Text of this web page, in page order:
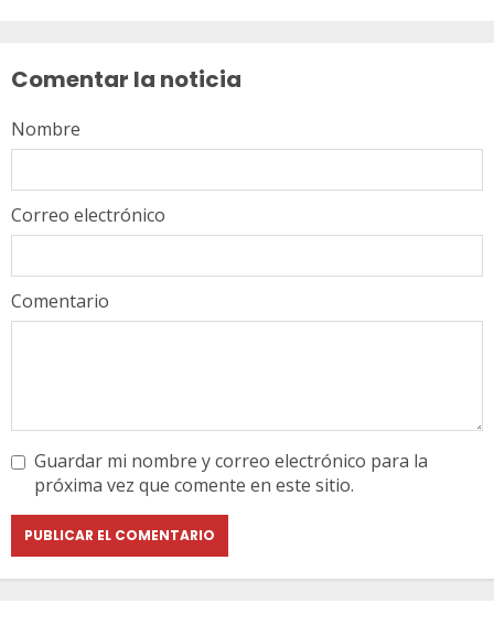
Comentar la noticia
Comentario
Nombre
Correo electrónico
Guardar mi nombre y correo electrónico para la
próxima vez que comente en este sitio.